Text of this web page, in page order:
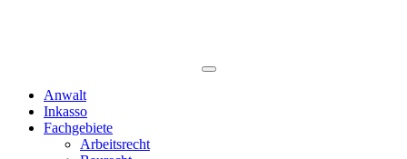
Anwalt
Inkasso
Fachgebiete
Arbeitsrecht